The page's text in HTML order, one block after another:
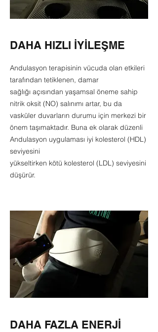
DAHA HIZLI İYİLEŞME
Andulasyon terapisinin vücuda olan etkileri
tarafından tetiklenen, damar
sağlığı açısından yaşamsal öneme sahip
nitrik oksit (NO) salınımı artar, bu da
vasküler duvarların durumu için merkezi bir
önem taşımaktadır. Buna ek olarak düzenli
Andulasyon uygulaması iyi kolesterol (HDL)
seviyesini
yükseltirken kötü kolesterol (LDL) seviyesini
düşürür.
DAHA FAZLA ENERJİ